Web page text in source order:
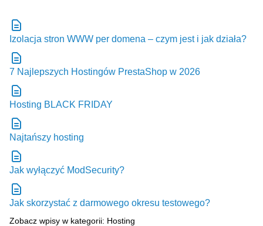
Izolacja stron WWW per domena – czym jest i jak działa?
7 Najlepszych Hostingów PrestaShop w 2026
Hosting BLACK FRIDAY
Najtańszy hosting
Jak wyłączyć ModSecurity?
Jak skorzystać z darmowego okresu testowego?
Zobacz wpisy w kategorii: Hosting